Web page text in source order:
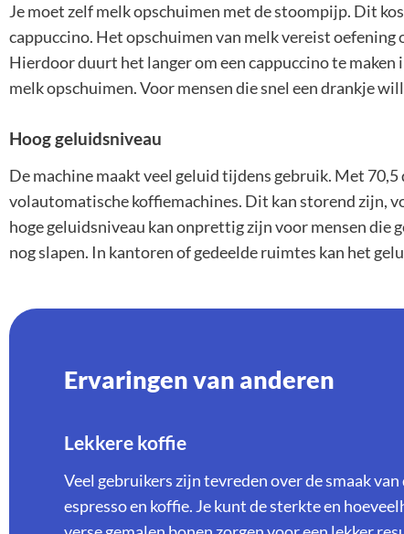
Je moet zelf melk opschuimen met de stoompijp. Dit
cappuccino. Het opschuimen van melk vereist
Hierdoor duurt het langer om een cappuccino te
melk opschuimen. Voor mensen die snel een drankje
Hoog geluidsniveau
De machine maakt veel geluid tijdens gebruik. Met
volautomatische koffiemachines. Dit kan storend zijn,
hoge geluidsniveau kan onprettig zijn voor mensen die
nog slapen. In kantoren of gedeelde ruimtes kan het
Ervaringen van anderen
Lekkere koffie
Veel gebruikers zijn tevreden over de smaak
espresso en koffie. Je kunt de sterkte en